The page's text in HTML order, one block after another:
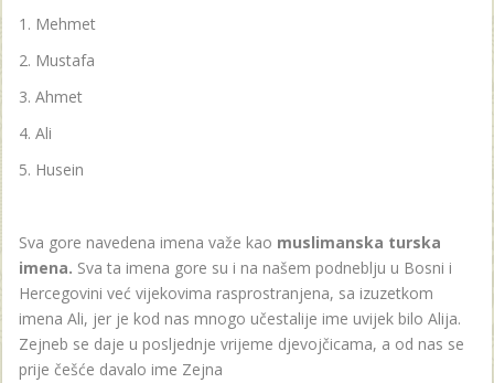
Mehmet
Mustafa
Ahmet
Ali
Husein
Sva gore navedena imena važe kao muslimanska turska
imena. Sva ta imena gore su i na našem podneblju u Bosni i
Hercegovini već vijekovima rasprostranjena, sa izuzetkom
imena Ali, jer je kod nas mnogo učestalije ime uvijek bilo Alija.
Zejneb se daje u posljednje vrijeme djevojčicama, a od nas se
prije češće davalo ime Zejna